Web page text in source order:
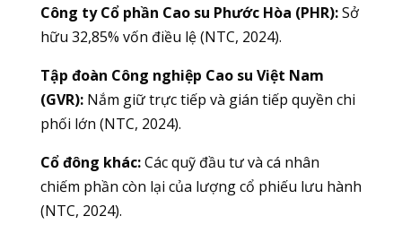
Công ty Cổ phần Cao su Phước Hòa (PHR):Sở
hữu 32,85% vốn điều lệ (NTC, 2024).
Tập đoàn Công nghiệp Cao su Việt Nam
(GVR):Nắm giữ trực tiếp và gián tiếp quyền chi
phối lớn (NTC, 2024).
Cổ đông khác:Các quỹ đầu tư và cá nhân
chiếm phần còn lại của lượng cổ phiếu lưu hành
(NTC, 2024).